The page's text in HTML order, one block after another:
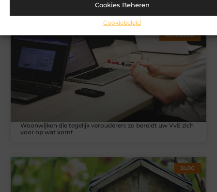
Cookies Beheren
Cookiebeleid
WONINGEN
Woonwijken die tegelijk verouderen: zo bereidt uw VvE zich
voor op wat komt
BLOG